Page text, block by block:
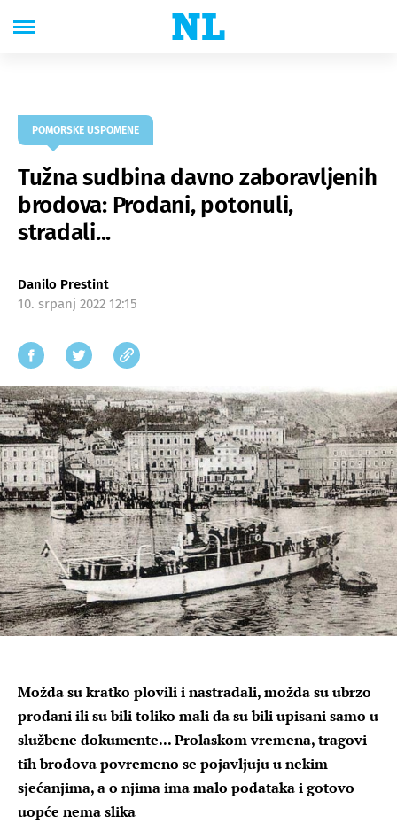
POMORSKE USPOMENE
Tužna sudbina davno zaboravljenih
brodova: Prodani, potonuli,
stradali...
Danilo Prestint
10. srpanj 2022 12:15
Možda su kratko plovili i nastradali, možda su ubrzo
prodani ili su bili toliko mali da su bili upisani samo u
službene dokumente... Prolaskom vremena, tragovi
tih brodova povremeno se pojavljuju u nekim
sjećanjima, a o njima ima malo podataka i gotovo
uopće nema slika